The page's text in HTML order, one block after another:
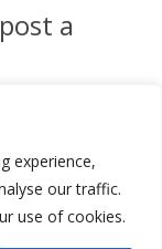
experience,
our traffic.
use of cookies.
a